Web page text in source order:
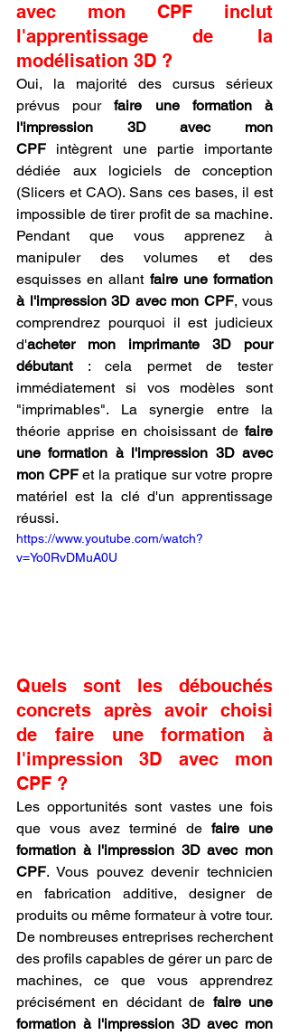
avec mon CPF inclut
l'apprentissage de la
modélisation 3D ?
Oui, la majorité des cursus sérieux
prévus pour faire une formation à
l'impression 3D avec mon
CPF intègrent une partie importante
dédiée aux logiciels de conception
(Slicers et CAO). Sans ces bases, il est
impossible de tirer profit de sa machine.
Pendant que vous apprenez à
manipuler des volumes et des
esquisses en allant faire une formation
à l'impression 3D avec mon CPF, vous
comprendrez pourquoi il est judicieux
d'acheter mon imprimante 3D pour
débutant : cela permet de tester
immédiatement si vos modèles sont
"imprimables". La synergie entre la
théorie apprise en choisissant de faire
une formation à l'impression 3D avec
mon CPF et la pratique sur votre propre
matériel est la clé d'un apprentissage
réussi.
https://www.youtube.com/watch?
v=Yo0RvDMuA0U
Quels sont les débouchés
concrets après avoir choisi
de faire une formation à
l'impression 3D avec mon
CPF ?
Les opportunités sont vastes une fois
que vous avez terminé de faire une
formation à l'impression 3D avec mon
CPF. Vous pouvez devenir technicien
en fabrication additive, designer de
produits ou même formateur à votre tour.
De nombreuses entreprises recherchent
des profils capables de gérer un parc de
machines, ce que vous apprendrez
précisément en décidant de faire une
formation à l'impression 3D avec mon